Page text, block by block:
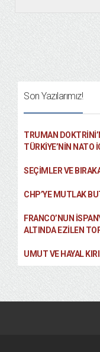
Son Yazılarımız!
TRUMAN
TÜRKIYE’NIN NATO
SEÇIMLER VE
CHP’YE MUTLAK
FRANCO’NUN
ALTINDA EZILEN
UMUT VE HAYAL